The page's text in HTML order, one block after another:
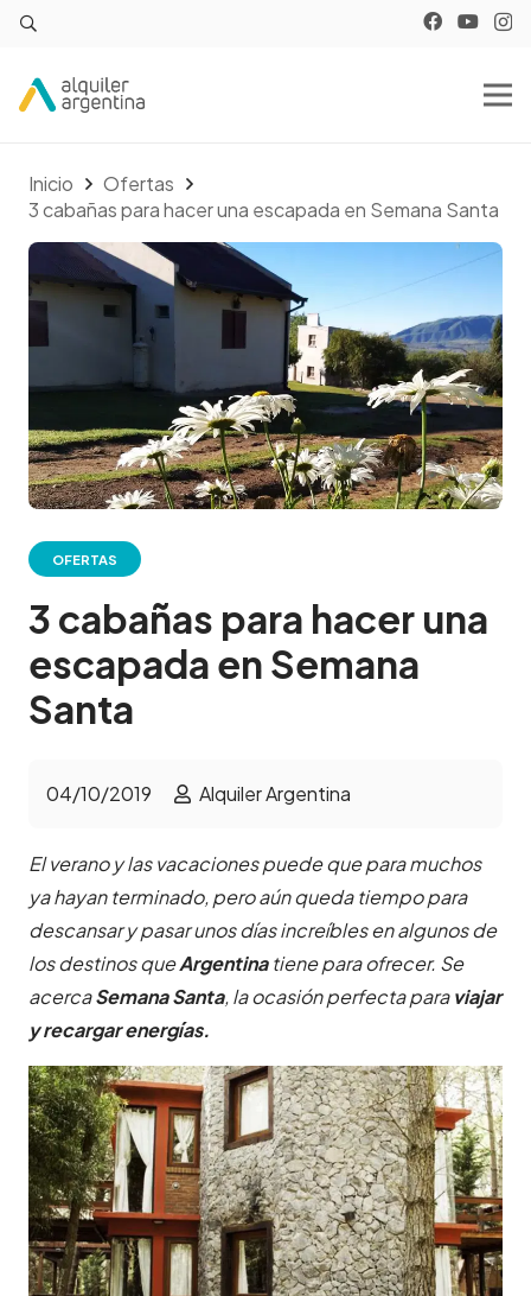
Inicio
Ofertas
3 cabañas para hacer una escapada en Semana Santa
OFERTAS
3 cabañas para hacer una
escapada en Semana
Santa
04/10/2019 Alquiler Argentina
El verano y las vacaciones puede que para muchos
ya hayan terminado, pero aún queda tiempo para
descansar y pasar unos días increíbles en algunos de
los destinos queArgentinatiene para ofrecer. Se
acercaSemana Santa, la ocasión perfecta paraviajar
y recargar energías.